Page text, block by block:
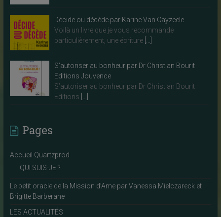
Décide ou décède par Karine Van Cayzeele
Voilà un livre que je vous recommande
particulièrement, une écriture […]
S’autoriser au bonheur par Dr Christian Bourit
Editions Jouvence
S’autoriser au bonheur par Dr Christian Bourit
Editions […]
Pages
Accueil Quartzprod
QUI SUIS-JE ?
Le petit oracle de la Mission d’Ame par Vanessa Mielczareck et
Brigitte Barberane
LES ACTUALITÉS